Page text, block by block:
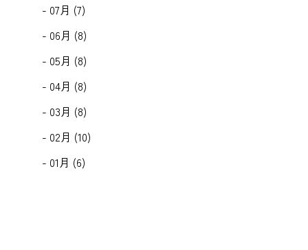
- 07月 (7)
- 06月 (8)
- 05月 (8)
- 04月 (8)
- 03月 (8)
- 02月 (10)
- 01月 (6)